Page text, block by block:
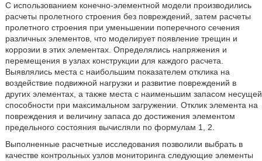
С использованием конечно-элементной модели производились
расчеты пролетного строения без повреждений, затем расчеты
пролетного строения при уменьшении поперечного сечения
различных элементов, что моделирует появление трещин и
коррозии в этих элементах. Определялись напряжения и
перемещения в узлах конструкции для каждого расчета.
Выявлялись места с наибольшим показателем отклика на
воздействие подвижной нагрузки и развитие повреждений в
других элементах, а также места с наименьшим запасом несущей
способности при максимальном загружении. Отклик элемента на
повреждения и величину запаса до достижения элементом
предельного состояния вычисляли по формулам 1, 2.
Выполненные расчетные исследования позволили выбрать в
качестве контрольных узлов мониторинга следующие элементы